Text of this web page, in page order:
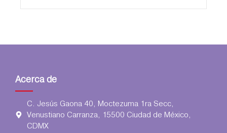
Acerca de
C. Jesús Gaona 40, Moctezuma 1ra Secc,
Venustiano Carranza, 15500 Ciudad de México,
CDMX